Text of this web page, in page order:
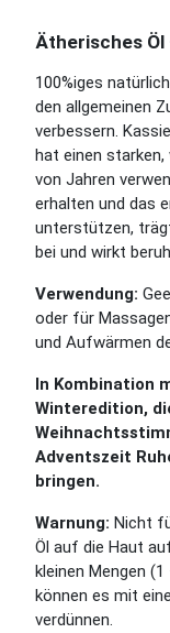
Ätherisches Öl
100%iges
den allgemeinen
verbessern.
hat einen
von Jahren
erhalten und das
unterstützen,
bei und wirkt
Verwendung:
oder für
und Aufwärmen
In Kombination
Winteredition,
Adventszeit
bringen.
Warnung: Nicht
Öl auf die Haut
kleinen Mengen
können es mit
verdünnen.